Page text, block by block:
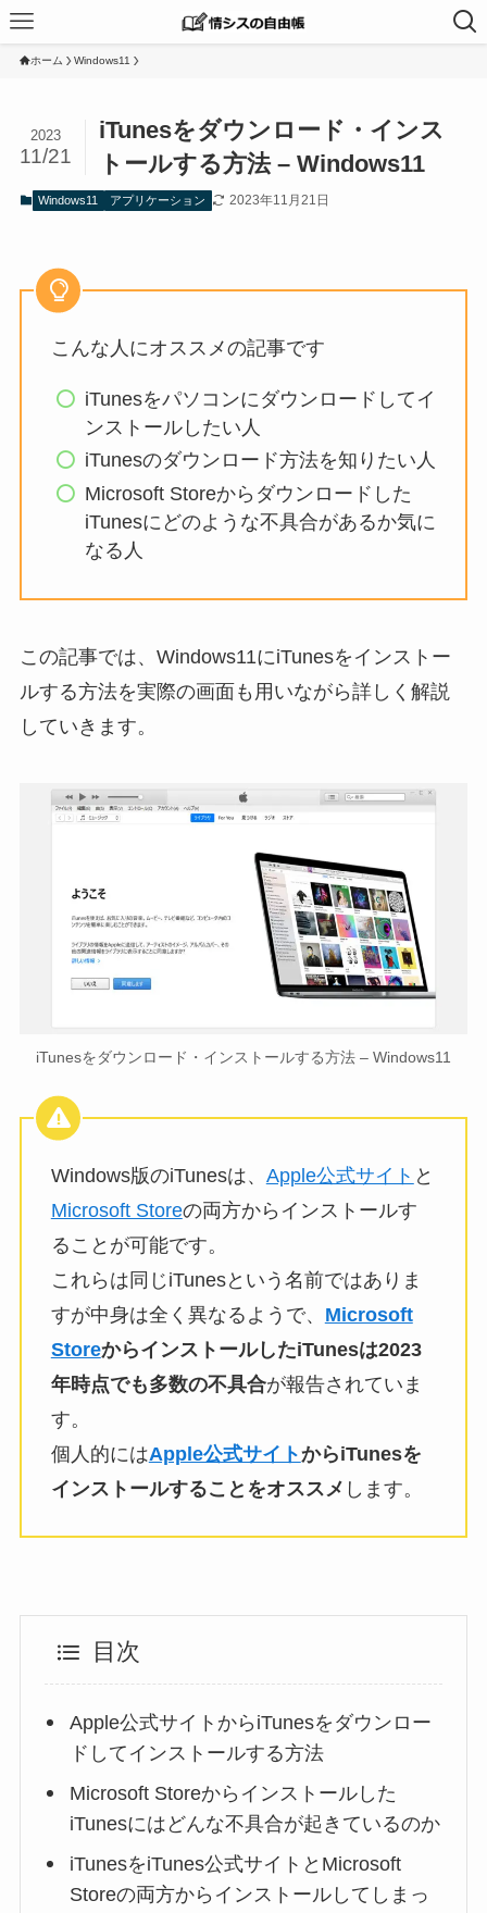
ホーム Windows11
iTunesをダウンロード・インス
トールする方法 – Windows11
2023
11/21
Windows11 アプリケーション 2023年11月21日
こんな人にオススメの記事です
iTunesをパソコンにダウンロードしてイ
ンストールしたい人
iTunesのダウンロード方法を知りたい人
Microsoft Storeからダウンロードした
iTunesにどのような不具合があるか気に
なる人
この記事では、Windows11にiTunesをインストー
ルする方法を実際の画面も用いながら詳しく解説
していきます。
iTunesをダウンロード・インストールする方法 – Windows11
Windows版のiTunesは、 Apple公式サイト と
Microsoft Storeの両方からインストールす
ることが可能です。
これらは同じiTunesという名前ではありま
すが中身は全く異なるようで、 Microsoft
StoreからインストールしたiTunesは2023
年時点でも多数の不具合が報告されていま
す。
個人的にはApple公式サイトからiTunesを
インストールすることをオススメ します。
目次
Apple公式サイトからiTunesをダウンロー
ドしてインストールする方法
Microsoft Storeからインストールした
iTunesにはどんな不具合が起きているのか
iTunesをiTunes公式サイトとMicrosoft
Storeの両方からインストールしてしまっ